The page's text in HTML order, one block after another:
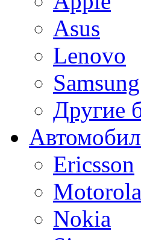
Asus
Lenovo
Samsung
Другие
Ericsson
Motorola
Nokia